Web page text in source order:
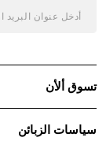
تسوق ألأن
سياسات الزبائن